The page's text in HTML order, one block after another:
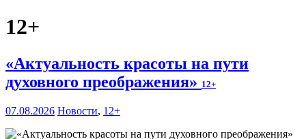
12+
«Актуальность красоты на пути
духовного преображения» 12+
07.08.2026 Новости, 12+